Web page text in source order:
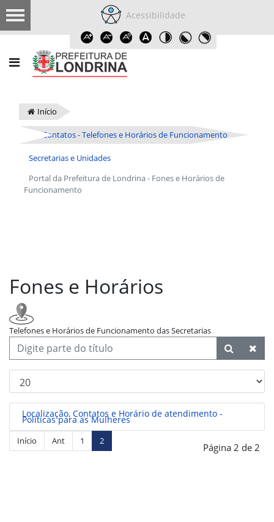
Acessibilidade
Início
Contatos - Telefones e Horários de Funcionamento
Secretarias e Unidades
Portal da Prefeitura de Londrina - Fones e Horários de
Funcionamento
Fones e Horários
Telefones e Horários de Funcionamento das Secretarias
Localização, Contatos e Horário de atendimento -
Políticas para as Mulheres
Página 2 de 2
Início Ant 1 2